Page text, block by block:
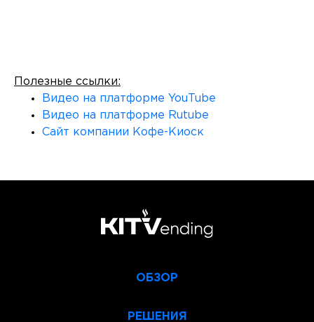
Полезные ссылки:
Видео на платформе YouTube
Видео на платформе Rutube
Сайт компании Кофе-Киоск
ОБЗОР
РЕШЕНИЯ